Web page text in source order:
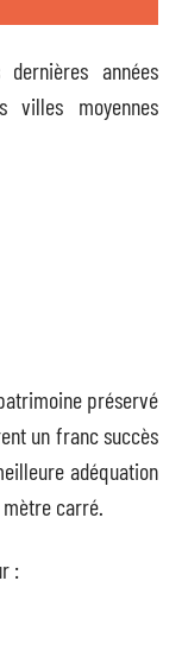
années
villes moyennes
préservé
un franc succès
adéquation
carré.
: